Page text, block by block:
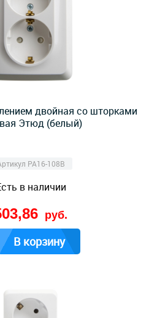
двойная со шторками
Этюд (белый)
PA16-108B
в наличии
руб.
В корзину